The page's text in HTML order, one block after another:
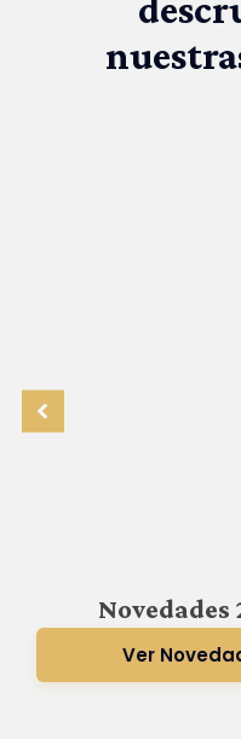
Novedades
Ver